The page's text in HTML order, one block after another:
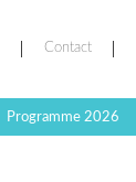
Contact
Programme 2026